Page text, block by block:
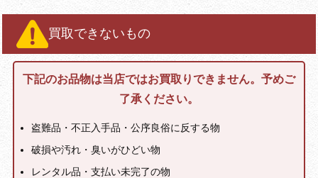
買取できないもの
下記のお品物は当店ではお買取りできません。予めご
了承ください。
盗難品・不正入手品・公序良俗に反する物
破損や汚れ・臭いがひどい物
レンタル品・支払い未完了の物